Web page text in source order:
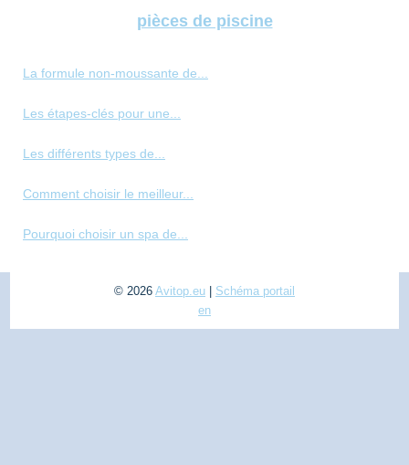
pièces de piscine
La formule non-moussante de...
Les étapes-clés pour une...
Les différents types de...
Comment choisir le meilleur...
Pourquoi choisir un spa de...
© 2026 Avitop.eu
Schéma portail
en